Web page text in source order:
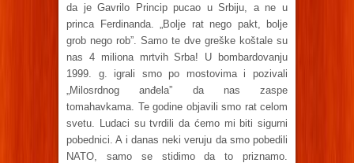
da je Gavrilo Princip pucao u Srbiju, a ne u
princa Ferdinanda. „Bolje rat nego pakt, bolje
grob nego rob”. Samo te dve greške koštale su
nas 4 miliona mrtvih Srba! U bombardovanju
1999. g. igrali smo po mostovima i pozivali
„Milosrdnog anđela” da nas zaspe
tomahavkama. Te godine objavili smo rat celom
svetu. Ludaci su tvrdili da ćemo mi biti sigurni
pobednici. A i danas neki veruju da smo pobedili
NATO, samo se stidimo da to priznamo.